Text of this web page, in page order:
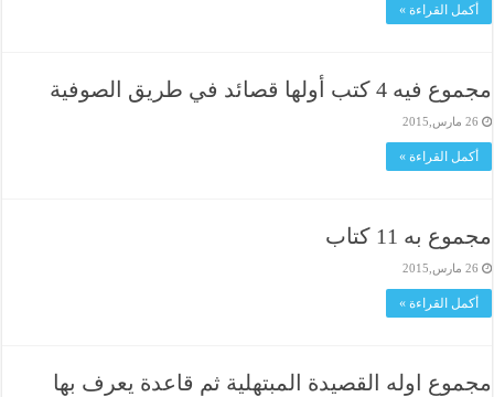
أكمل القراءة »
مجموع فيه 4 كتب أولها قصائد في طريق الصوفية
26 مارس,2015
أكمل القراءة »
مجموع به 11 كتاب
26 مارس,2015
أكمل القراءة »
مجموع اوله القصيدة المبتهلية ثم قاعدة يعرف بها